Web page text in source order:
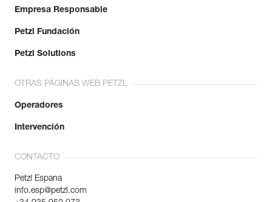
Empresa Responsable
Petzl Fundación
Petzl Solutions
OTRAS PÁGINAS WEB PETZL
Operadores
Intervención
CONTACTO
Petzl Espana
info.esp@petzl.com